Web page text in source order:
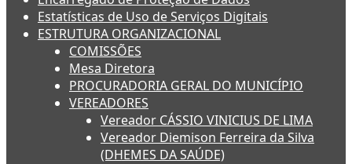
Estatísticas de Uso de Serviços Digitais
ESTRUTURA ORGANIZACIONAL
COMISSÕES
Mesa Diretora
PROCURADORIA GERAL DO MUNICÍPIO
VEREADORES
Vereador CÁSSIO VINICIUS DE LIMA
Vereador Diemison Ferreira da Silva
(DHEMES DA SAÚDE)